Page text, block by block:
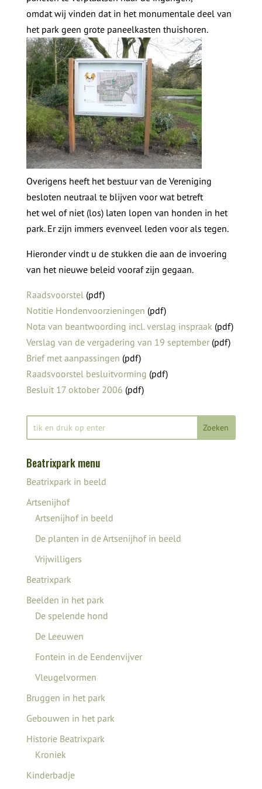
omdat wij vinden dat in het monumentale deel van
het park geen grote paneelkasten thuishoren.
Overigens heeft het bestuur van de Vereniging
besloten neutraal te blijven voor wat betreft
het wel of niet (los) laten lopen van honden in het
park. Er zijn immers evenveel leden voor als tegen.
Hieronder vindt u de stukken die aan de invoering
van het nieuwe beleid vooraf zijn gegaan.
Raadsvoorstel(pdf)
Notitie Hondenvoorzieningen (pdf)
Nota van beantwoording incl. verslag inspraak (pdf)
Verslag van de vergadering van 19 september(pdf)
Brief met aanpassingen (pdf)
Raadsvoorstel besluitvorming (pdf)
Besluit 17 oktober 2006 (pdf)
Beatrixpark menu
Beatrixpark in beeld
Artsenijhof
Artsenijhof in beeld
De planten in de Artsenijhof in beeld
Vrijwilligers
Beatrixpark
Beelden in het park
De spelende hond
De Leeuwen
Fontein in de Eendenvijver
Vleugelvormen
Bruggen in het park
Gebouwen in het park
Historie Beatrixpark
Kroniek
Kinderbadje